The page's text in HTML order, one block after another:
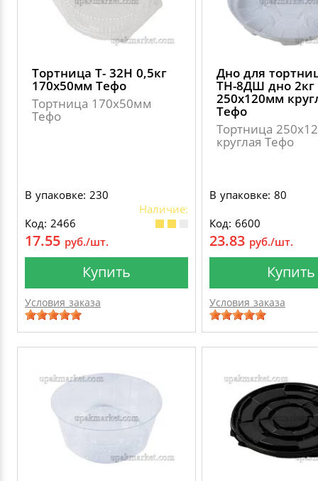
Тортница Т- 32Н 0,5кг
170х50мм Тефо
Тортница 170х50мм
Тефо
В упаковке: 230
Наличие:
Код: 2466
17.55 руб./шт.
Купить
Условия заказа
Дно для
ТН-8ДШ дно 2кг
250х120мм
Тефо
Тортница
круглая Тефо
В упаковке: 80
Код: 6600
23.83 руб./шт.
Купить
Условия заказа